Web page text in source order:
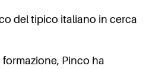
del tipico italiano in cerca
Pinco ha